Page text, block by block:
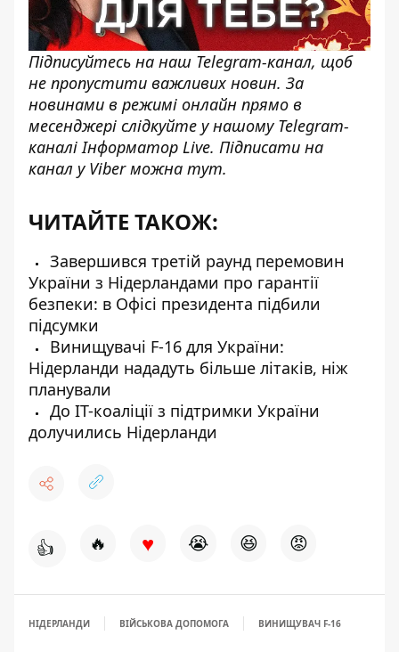
Підписуйтесь на наш Telegram-канал, щоб
не пропустити важливих новин. За
новинами в режимі онлайн прямо в
месенджері слідкуйте у нашому Telegram-
каналіІнформатор Live. Підписати на
канал у Viber можна тут.
ЧИТАЙТЕ ТАКОЖ:
Завершився третій раунд перемовин
України з Нідерландами про гарантії
безпеки: в Офісі президента підбили
підсумки
Винищувачі F-16 для України:
Нідерланди нададуть більше літаків, ніж
планували
До IT-коаліції з підтримки України
долучились Нідерланди
👍 🔥 ♥ 😭 😆 😡
НІДЕРЛАНДИ ВІЙСЬКОВА ДОПОМОГА ВИНИЩУВАЧ F-16